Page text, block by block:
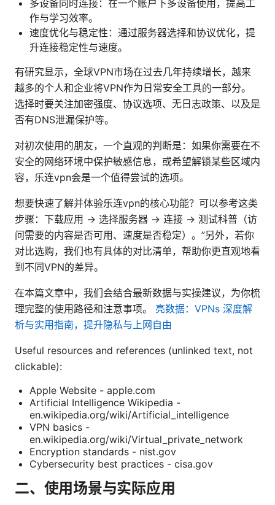
多设备同时连接：在一个账户下多设备使用，提高工
作与学习效率。
速度优化与稳定性：通过服务器选择和协议优化，提
升连接稳定性与速度。
有研究显示，全球VPN市场在过去几年持续增长，越来
越多的个人和企业将VPN作为日常安全工具的一部分。
选择时要关注加密强度、协议选项、无日志政策、以及是
否有DNS泄漏保护等。
对初次使用的朋友，一个直观的判断是：如果你需要在不
安全的网络环境中保护敏感信息，或希望解锁某些区域内
容，乐连vpn会是一个值得尝试的选项。
想要快速了解并体验乐连vpn的核心功能？可以参考这类
步骤：下载应用 -> 选择服务器 -> 连接 -> 测试科普（访
问需要的内容是否可用、速度是否稳定）。”另外，若你
对比选购，我们也有具体的对比清单，帮助你更直观地看
到不同VPN的差异。
在本篇文章中，我们会结合最新数据与实操建议，为你梳
理完整的使用路径和注意事项。 亮数据：VPNs 深度解
析与实用指南，提升隐私与上网自由
Useful resources and references (unlinked text, not
clickable):
Apple Website - apple.com
Artificial Intelligence Wikipedia -
en.wikipedia.org/wiki/Artificial_intelligence
VPN basics -
en.wikipedia.org/wiki/Virtual_private_network
Encryption standards - nist.gov
Cybersecurity best practices - cisa.gov
二、使用场景与实际应用